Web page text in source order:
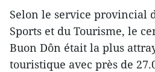
Selon le service provincial
Sports et du Tourisme, le
Buon Dôn était la plus
touristique avec près de